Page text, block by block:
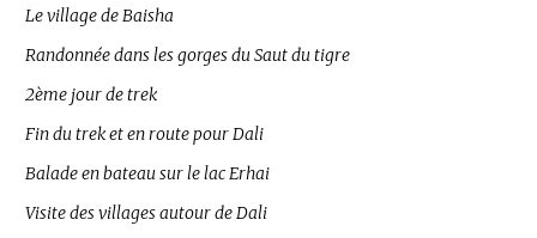
Le village de Baisha
Randonnée dans les gorges du Saut du tigre
2ème jour de trek
Fin du trek et en route pour Dali
Balade en bateau sur le lac Erhai
Visite des villages autour de Dali